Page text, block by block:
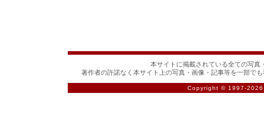
本サイトに掲載されている全ての写真
著作者の許諾なく本サイト上の写真・画像・記事等を一部で
Copyright © 1997-